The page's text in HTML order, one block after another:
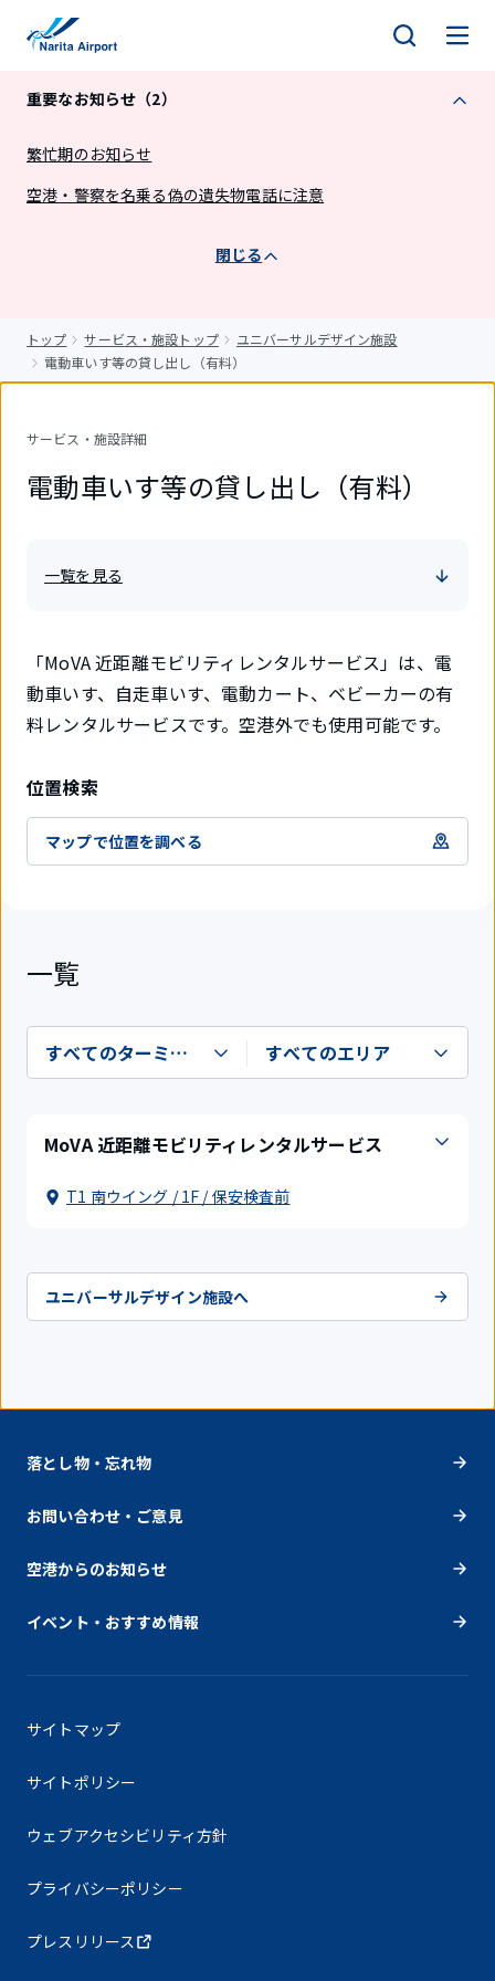
重要なお知らせ（2）
繁忙期のお知らせ
空港・警察を名乗る偽の遺失物電話に注意
閉じる
トップ サービス・施設トップ
ユニバーサルデザイン施設
電動車いす等の貸し出し（有料）
サービス・施設詳細
電動車いす等の貸し出し（有料）
一覧を見る
「MoVA 近距離モビリティレンタルサービス」は、電
動車いす、自走車いす、電動カート、ベビーカーの有
料レンタルサービスです。空港外でも使用可能です。
位置検索
マップで位置を調べる
一覧
MoVA 近距離モビリティレンタルサービス
T1 南ウイング / 1F / 保安検査前
ユニバーサルデザイン施設へ
落とし物・忘れ物
お問い合わせ・ご意見
空港からのお知らせ
イベント・おすすめ情報
サイトマップ
サイトポリシー
ウェブアクセシビリティ方針
プライバシーポリシー
プレスリリース